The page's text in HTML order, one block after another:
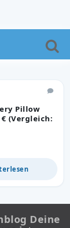
Pillow
(Vergleich:
Deine